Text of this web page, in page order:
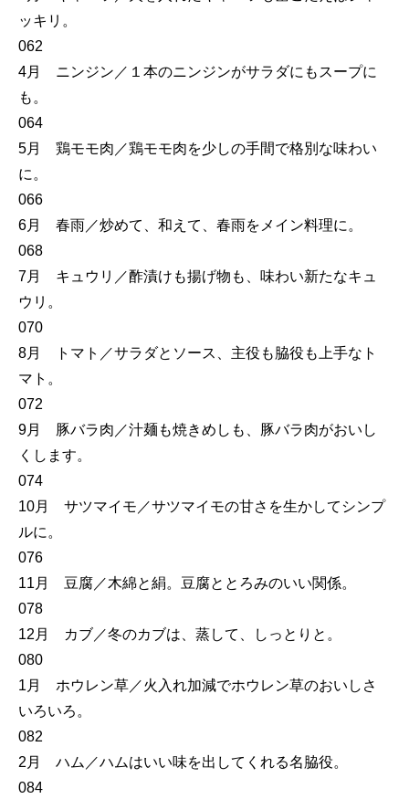
ッキリ。
062
4月 ニンジン／１本のニンジンがサラダにもスープに
も。
064
5月 鶏モモ肉／鶏モモ肉を少しの手間で格別な味わい
に。
066
6月 春雨／炒めて、和えて、春雨をメイン料理に。
068
7月 キュウリ／酢漬けも揚げ物も、味わい新たなキュ
ウリ。
070
8月 トマト／サラダとソース、主役も脇役も上手なト
マト。
072
9月 豚バラ肉／汁麺も焼きめしも、豚バラ肉がおいし
くします。
074
10月 サツマイモ／サツマイモの甘さを生かしてシンプ
ルに。
076
11月 豆腐／木綿と絹。豆腐ととろみのいい関係。
078
12月 カブ／冬のカブは、蒸して、しっとりと。
080
1月 ホウレン草／火入れ加減でホウレン草のおいしさ
いろいろ。
082
2月 ハム／ハムはいい味を出してくれる名脇役。
084